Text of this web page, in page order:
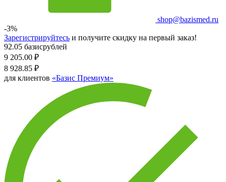
shop@bazismed.ru
-3%
Зарегистрируйтесь и получите скидку на первый заказ!
92.05 базисрублей
9 205.00 ₽
8 928.85 ₽
для клиентов «Базис Премиум»